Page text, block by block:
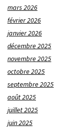
mars 2026
février 2026
janvier 2026
décembre 2025
novembre 2025
octobre 2025
septembre 2025
août 2025
juillet 2025
juin 2025